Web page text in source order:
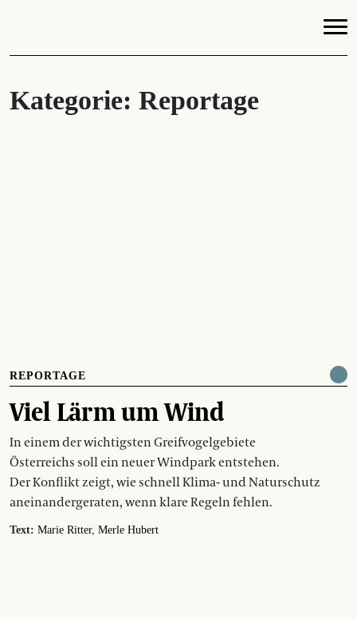
Kategorie: Reportage
REPORTAGE
Viel Lärm um Wind
In einem der wichtigsten Greifvogelgebiete
Österreichs soll ein neuer Windpark entstehen.
Der Konflikt zeigt, wie schnell Klima- und Naturschutz
aneinandergeraten, wenn klare Regeln fehlen.
Text: Marie Ritter Merle Hubert